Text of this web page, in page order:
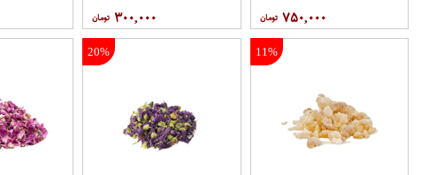
۷۵۰,۰۰۰ ۳۰۰,۰۰۰
11%
20%